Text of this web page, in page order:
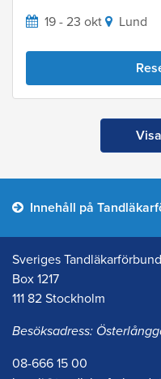
19 - 23 okt Lund
Innehåll på
Sveriges Tandläkarförbund
Box 1217
111 82 Stockholm
Besöksadress:
08-666 15 00